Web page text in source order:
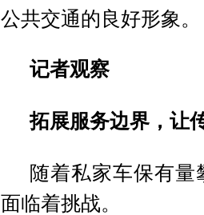
公共交通的良好形象。
记者观察
拓展服务边界，让
随着私家车保有
面临着挑战。